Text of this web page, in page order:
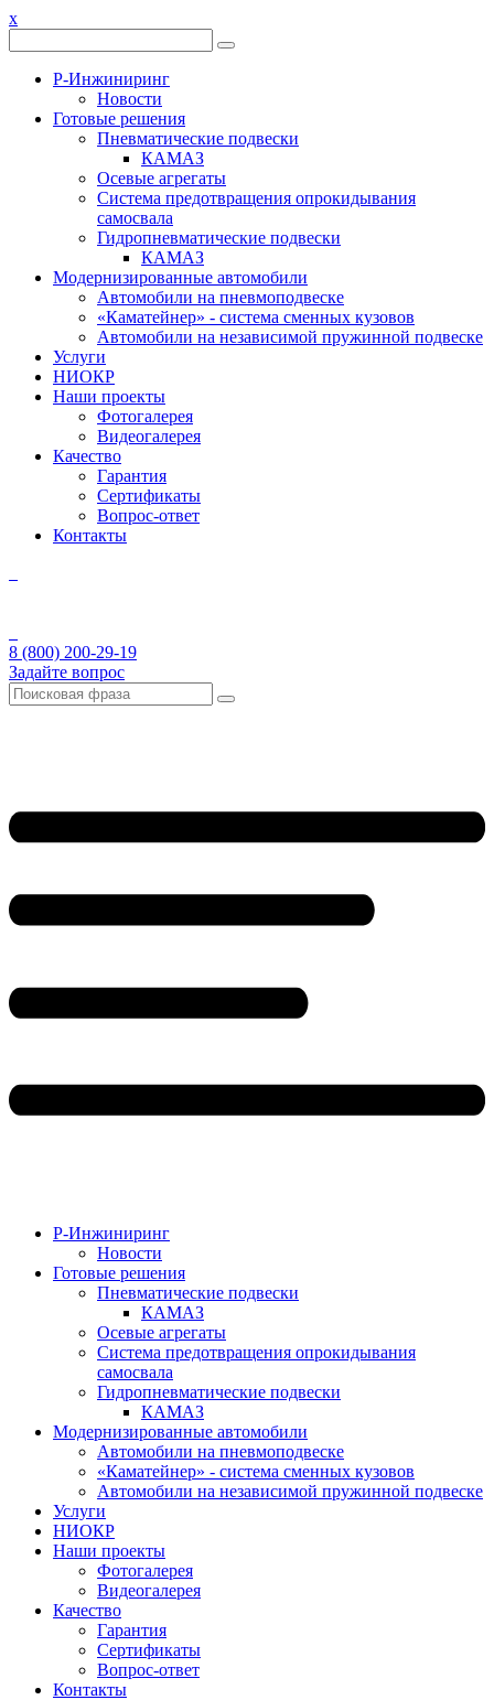
x
Р-Инжиниринг
Новости
Готовые решения
Пневматические подвески
КАМАЗ
Осевые агрегаты
Система предотвращения опрокидывания
самосвала
Гидропневматические подвески
КАМАЗ
Модернизированные автомобили
Автомобили на пневмоподвеске
«Каматейнер» - система сменных кузовов
Автомобили на независимой пружинной подвеске
Услуги
НИОКР
Наши проекты
Фотогалерея
Видеогалерея
Качество
Гарантия
Сертификаты
Вопрос-ответ
Контакты
8 (800) 200-29-19
Задайте вопрос
Р-Инжиниринг
Новости
Готовые решения
Пневматические подвески
КАМАЗ
Осевые агрегаты
Система предотвращения опрокидывания
самосвала
Гидропневматические подвески
КАМАЗ
Модернизированные автомобили
Автомобили на пневмоподвеске
«Каматейнер» - система сменных кузовов
Автомобили на независимой пружинной подвеске
Услуги
НИОКР
Наши проекты
Фотогалерея
Видеогалерея
Качество
Гарантия
Сертификаты
Вопрос-ответ
Контакты